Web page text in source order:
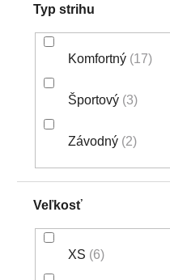
Typ strihu
Komfortný 17
Športový 3
Závodný 2
Veľkosť
XS 6